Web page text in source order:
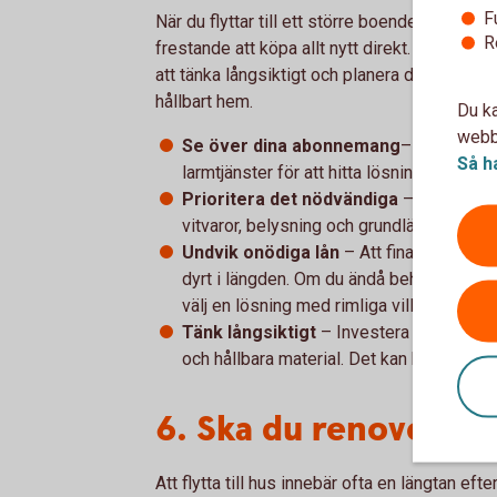
När du flyttar till ett större boende är det
frestande att köpa allt nytt direkt. Men kom
att tänka långsiktigt och planera dina
hållbart hem.
Se över dina abonnemang– Jämför
larmtjänster för att hitta lösningar som
Prioritera det nödvändiga – Börja
vitvaror, belysning och grundläggande
Undvik onödiga lån – Att finansiera
dyrt i längden. Om du ändå behöver
välj en lösning med rimliga villkor.
Tänk långsiktigt – Investera i kvalitet
och hållbara material. Det kan kosta
6. Ska du renovera
Att flytta till hus innebär ofta en längtan
Du
Så